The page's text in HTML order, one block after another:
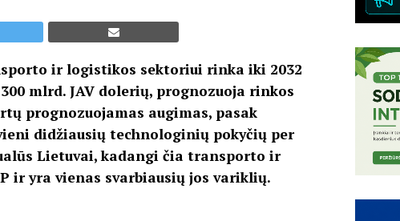
ir logistikos sektoriui rinka iki 2032
mlrd. JAV dolerių, prognozuoja rinkos
prognozuojamas augimas, pasak
didžiausių technologinių pokyčių per
Lietuvai, kadangi čia transporto ir
ir yra vienas svarbiausių jos variklių.